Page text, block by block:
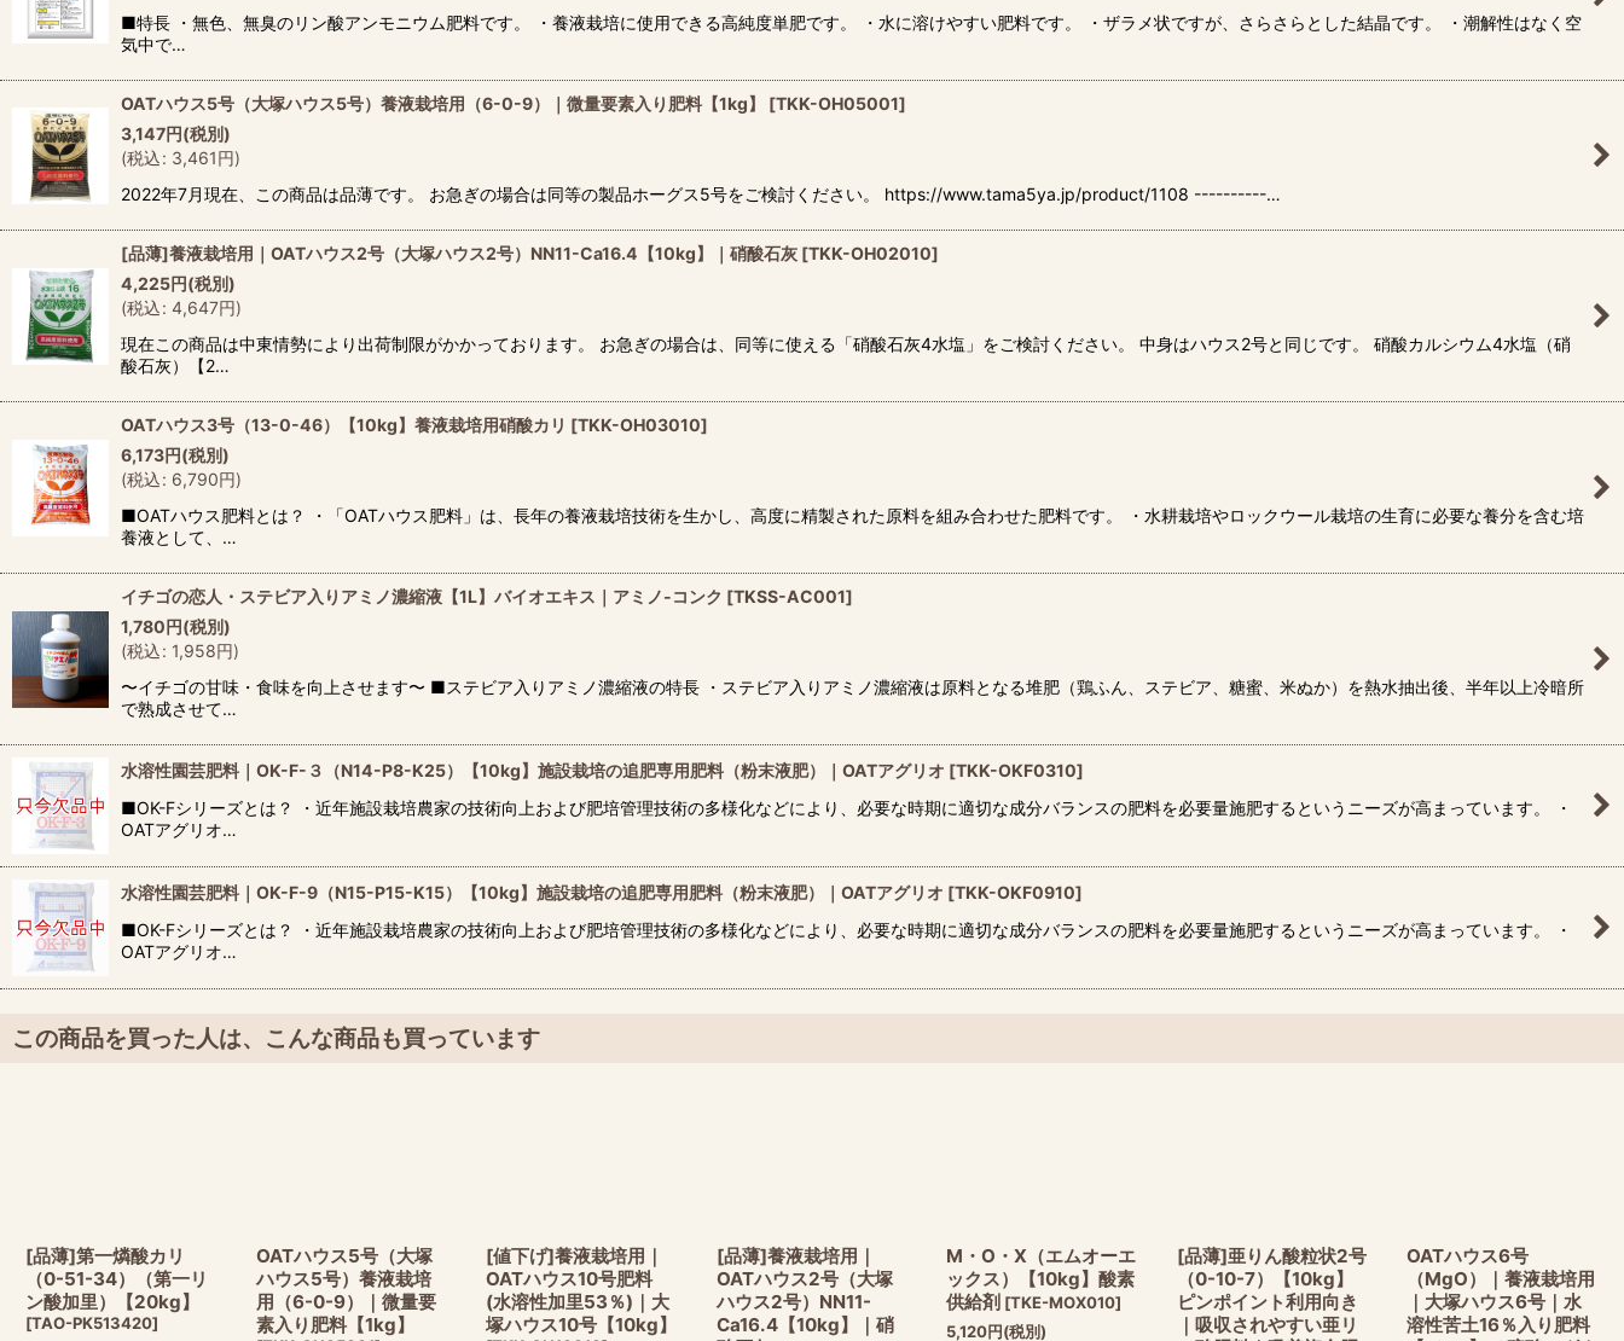
■特長 ・無色、無臭のリン酸アンモニウム肥料です。 ・養液栽培に使用できる高純度単肥です。 ・水に溶けやすい肥料です。 ・ザラメ状ですが、さらさらとした結晶です。 ・潮解性はなく空
気中で…
OATハウス5号（大塚ハウス5号）養液栽培用（6-0-9）｜微量要素入り肥料【1kg】 [TKK-OH05001]
3,147円(税別)
(税込: 3,461円)
2022年7月現在、この商品は品薄です。 お急ぎの場合は同等の製品ホーグス5号をご検討ください。 https://www.tama5ya.jp/product/1108 ----------…
[品薄]養液栽培用｜OATハウス2号（大塚ハウス2号）NN11-Ca16.4【10kg】｜硝酸石灰 [TKK-OH02010]
4,225円(税別)
(税込: 4,647円)
現在この商品は中東情勢により出荷制限がかかっております。 お急ぎの場合は、同等に使える「硝酸石灰4水塩」をご検討ください。 中身はハウス2号と同じです。 硝酸カルシウム4水塩（硝
酸石灰）【2…
OATハウス3号（13-0-46）【10kg】養液栽培用硝酸カリ [TKK-OH03010]
6,173円(税別)
(税込: 6,790円)
■OATハウス肥料とは？ ・「OATハウス肥料」は、長年の養液栽培技術を生かし、高度に精製された原料を組み合わせた肥料です。 ・水耕栽培やロックウール栽培の生育に必要な養分を含む培
養液として、…
イチゴの恋人・ステビア入りアミノ濃縮液【1L】バイオエキス｜アミノ-コンク [TKSS-AC001]
1,780円(税別)
(税込: 1,958円)
〜イチゴの甘味・食味を向上させます〜 ■ステビア入りアミノ濃縮液の特長 ・ステビア入りアミノ濃縮液は原料となる堆肥（鶏ふん、ステビア、糖蜜、米ぬか）を熱水抽出後、半年以上冷暗所
で熟成させて…
水溶性園芸肥料｜OK-F-３（N14-P8-K25）【10kg】施設栽培の追肥専用肥料（粉末液肥）｜OATアグリオ [TKK-OKF0310]
■OK-Fシリーズとは？ ・近年施設栽培農家の技術向上および肥培管理技術の多様化などにより、必要な時期に適切な成分バランスの肥料を必要量施肥するというニーズが高まっています。 ・
OATアグリオ…
水溶性園芸肥料｜OK-F-9（N15-P15-K15）【10kg】施設栽培の追肥専用肥料（粉末液肥）｜OATアグリオ [TKK-OKF0910]
■OK-Fシリーズとは？ ・近年施設栽培農家の技術向上および肥培管理技術の多様化などにより、必要な時期に適切な成分バランスの肥料を必要量施肥するというニーズが高まっています。 ・
OATアグリオ…
この商品を買った人は、こんな商品も買っています
[品薄]第一燐酸カリ
（0-51-34）（第一リ
ン酸加里）【20kg】
[TAO-PK513420]
OATハウス5号（大塚
ハウス5号）養液栽培
用（6-0-9）｜微量要
素入り肥料【1kg】
[値下げ]養液栽培用｜
OATハウス10号肥料
(水溶性加里53％)｜大
塚ハウス10号【10kg】
[品薄]養液栽培用｜
OATハウス2号（大塚
ハウス2号）NN11-
Ca16.4【10kg】｜硝
M・O・X（エムオーエ
ックス）【10kg】酸素
供給剤 [TKE-MOX010]
5,120円(税別)
[品薄]亜りん酸粒状2号
（0-10-7）【10kg】
ピンポイント利用向き
｜吸収されやすい亜リ
OATハウス6号
（MgO）｜養液栽培用
｜大塚ハウス6号｜水
溶性苦土16％入り肥料